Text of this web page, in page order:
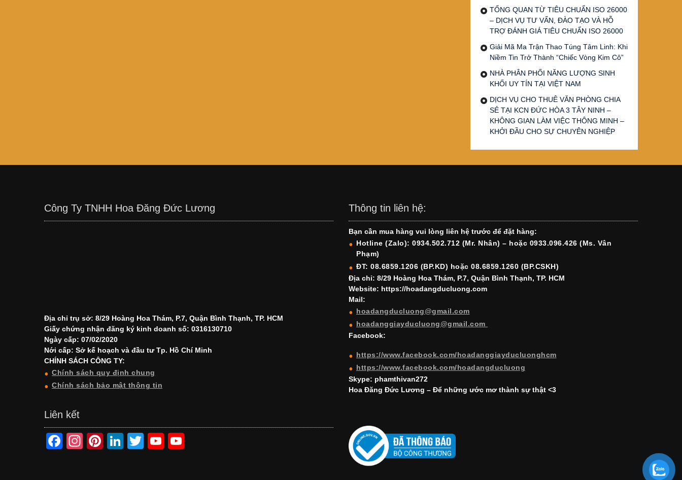
TỔNG QUAN TỪ TIÊU CHUẨN ISO 26000
– DỊCH VỤ TƯ VẤN, ĐÀO TẠO VÀ HỖ
TRỢ ĐÁNH GIÁ TIÊU CHUẨN ISO 26000
Giải Mã Ma Trận Thao Túng Tâm Linh: Khi
Niềm Tin Trở Thành “Chiếc Vòng Kim Cô”
NHÀ PHÂN PHỐI NĂNG LƯỢNG SINH
KHỐI UY TÍN TẠI VIỆT NAM
DỊCH VỤ CHO THUÊ VĂN PHÒNG CHIA
SẺ TẠI KCN ĐỨC HÒA 3 TÂY NINH –
KHÔNG GIAN LÀM VIỆC THÔNG MINH –
KHỞI ĐẦU CHO SỰ CHUYÊN NGHIỆP
Công Ty TNHH Hoa Đăng Đức Lương
Địa chỉ trụ sở: 8/29 Hoàng Hoa Thám, P.7, Quận Bình Thạnh, TP. HCM
Giấy chứng nhận đăng ký kinh doanh số: 0316130710
Ngày cấp: 07/02/2020
Nới cấp: Sở kế hoạch và đầu tư Tp. Hồ Chí Minh
CHÍNH SÁCH CÔNG TY:
Chính sách quy định chung
Chính sách bảo mật thông tin
Liên kết
F
In
Pi
Li
T
Y
Thông tin liên hệ:
Bạn cần mua hàng vui lòng liên hệ trước để đặt hàng:
Hotline (Zalo): 0934.502.712 (Mr. Nhân) – hoặc 0933.096.426 (Ms. Vân
Phạm)
ĐT: 08.6859.1206 (BP.KD) hoặc 08.6859.1260 (BP.CSKH)
Địa chỉ: 8/29 Hoàng Hoa Thám, P.7, Quận Bình Thạnh, TP. HCM
Website: https://hoadangducluong.com
Mail:
hoadangducluong@gmail.com
hoadanggiayducluong@gmail.com
Facebook:
https://www.facebook.com/hoadanggiayducluonghcm
https://www.facebook.com/hoadangducluong
Skype: phamthivan272
Hoa Đăng Đức Lương – Để những ước mơ thành sự thật <3